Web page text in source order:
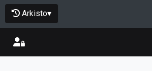
Arkisto▾